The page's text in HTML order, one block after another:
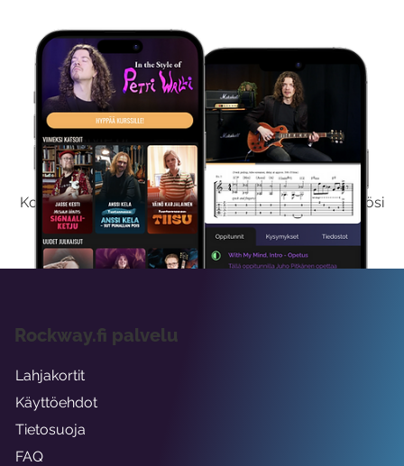
Kokeile Ilmaiseksi
Kokeilemalla ilmaiseksi saat koko sisältömme käyttöösi
viikon ajaksi.
Rockway.fi palvelu
Lahjakortit
Käyttöehdot
Tietosuoja
FAQ